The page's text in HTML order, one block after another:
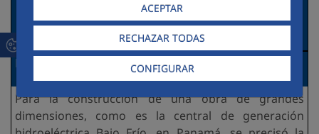
ACEPTAR
RECHAZAR TODAS
CONFIGURAR
Descripción de la actuación social y
ambiental.
Necesidades detectadas:
Para la construcción de una obra de grandes
dimensiones, como es la central de generación